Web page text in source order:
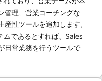
管理、営業コーチングな
性ツールを追加します。
であるとすれば、Sales
日常業務を行うツールで